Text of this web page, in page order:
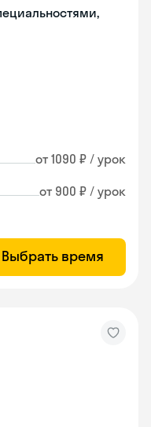
от 1090 ₽ / урок
от 900 ₽ / урок
Выбрать время